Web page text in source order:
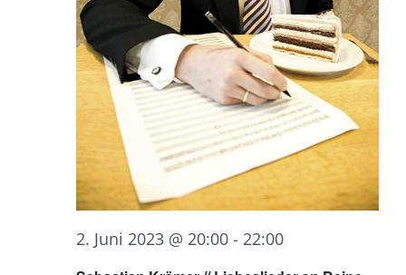
2. Juni 2023 @ 20:00 - 22:00